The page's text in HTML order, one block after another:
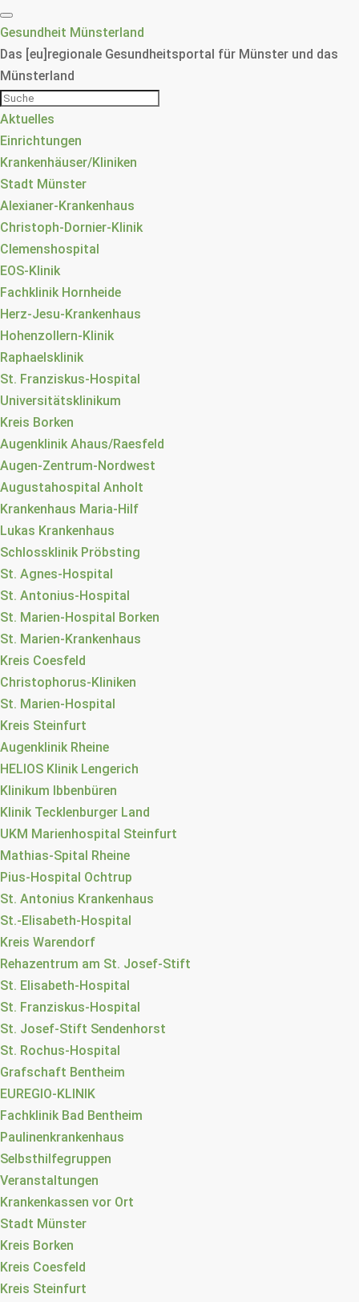
Gesundheit Münsterland
Das [eu]regionale Gesundheitsportal für Münster und das
Münsterland
Aktuelles
Einrichtungen
Krankenhäuser/Kliniken
Stadt Münster
Alexianer-Krankenhaus
Christoph-Dornier-Klinik
Clemenshospital
EOS-Klinik
Fachklinik Hornheide
Herz-Jesu-Krankenhaus
Hohenzollern-Klinik
Raphaelsklinik
St. Franziskus-Hospital
Universitätsklinikum
Kreis Borken
Augenklinik Ahaus/Raesfeld
Augen-Zentrum-Nordwest
Augustahospital Anholt
Krankenhaus Maria-Hilf
Lukas Krankenhaus
Schlossklinik Pröbsting
St. Agnes-Hospital
St. Antonius-Hospital
St. Marien-Hospital Borken
St. Marien-Krankenhaus
Kreis Coesfeld
Christophorus-Kliniken
St. Marien-Hospital
Kreis Steinfurt
Augenklinik Rheine
HELIOS Klinik Lengerich
Klinikum Ibbenbüren
Klinik Tecklenburger Land
UKM Marienhospital Steinfurt
Mathias-Spital Rheine
Pius-Hospital Ochtrup
St. Antonius Krankenhaus
St.-Elisabeth-Hospital
Kreis Warendorf
Rehazentrum am St. Josef-Stift
St. Elisabeth-Hospital
St. Franziskus-Hospital
St. Josef-Stift Sendenhorst
St. Rochus-Hospital
Grafschaft Bentheim
EUREGIO-KLINIK
Fachklinik Bad Bentheim
Paulinenkrankenhaus
Selbsthilfegruppen
Veranstaltungen
Krankenkassen vor Ort
Stadt Münster
Kreis Borken
Kreis Coesfeld
Kreis Steinfurt